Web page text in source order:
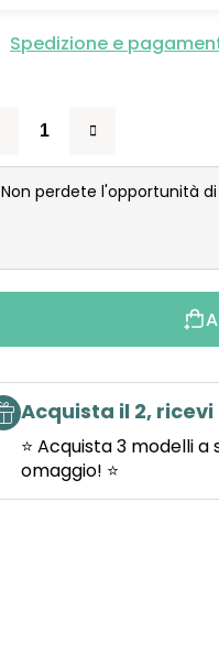
Spedizione e
Non perdete l'opportunità
Acquista il 2,
⭐ Acquista 3 modelli
omaggio! ⭐